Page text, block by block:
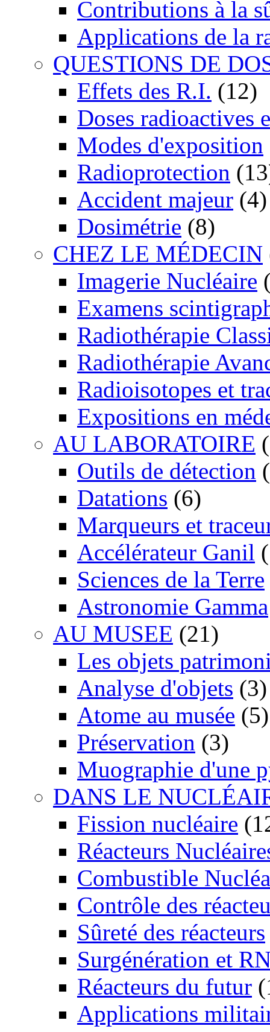
Contributions à la
Applications de la
QUESTIONS DE
Effets des R.I. (12)
Doses radioactives
Modes d'exposition
Radioprotection
Accident majeur (4)
Dosimétrie (8)
CHEZ LE MÉDECIN
Imagerie Nucléaire
Examens
Radiothérapie
Radiothérapie
Radioisotopes et
Expositions en
AU LABORATOIRE
Outils de détection
Datations (6)
Marqueurs et
Accélérateur Ganil
Sciences de la Terre
Astronomie Gamma
AU MUSEE (21)
Les objets
Analyse d'objets (3)
Atome au musée (5)
Préservation (3)
Muographie d'une
DANS LE
Fission nucléaire
Réacteurs
Combustible
Contrôle des
Sûreté des réacteurs
Surgénération et
Réacteurs du futur
Applications